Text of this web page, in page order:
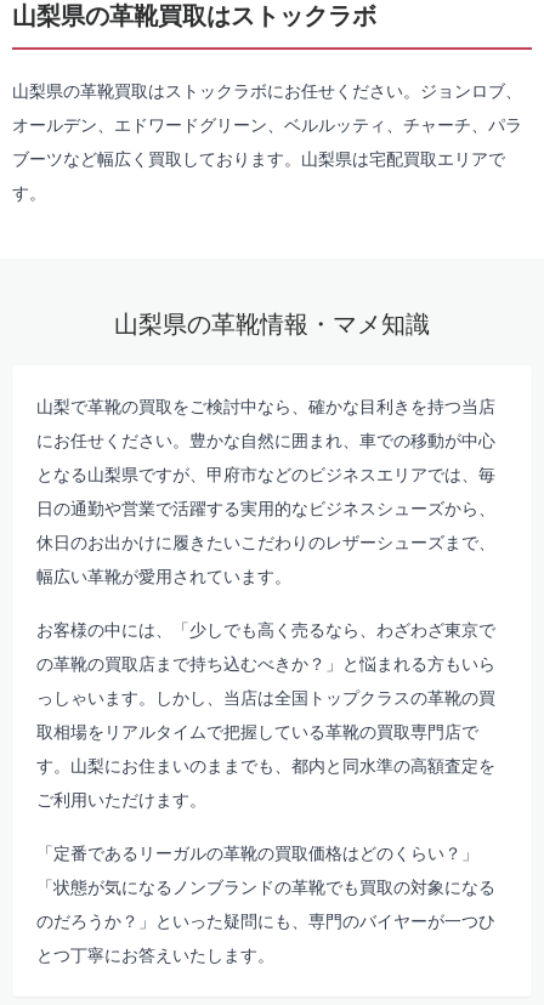
山梨県の革靴買取はストックラボ
山梨県の革靴買取はストックラボにお任せください。ジョンロブ、
オールデン、エドワードグリーン、ベルルッティ、チャーチ、パラ
ブーツなど幅広く買取しております。山梨県は宅配買取エリアで
す。
山梨県の革靴情報・マメ知識
山梨で革靴の買取をご検討中なら、確かな目利きを持つ当店
にお任せください。豊かな自然に囲まれ、車での移動が中心
となる山梨県ですが、甲府市などのビジネスエリアでは、毎
日の通勤や営業で活躍する実用的なビジネスシューズから、
休日のお出かけに履きたいこだわりのレザーシューズまで、
幅広い革靴が愛用されています。
お客様の中には、「少しでも高く売るなら、わざわざ東京で
の革靴の買取店まで持ち込むべきか？」と悩まれる方もいら
っしゃいます。しかし、当店は全国トップクラスの革靴の買
取相場をリアルタイムで把握している革靴の買取専門店で
す。山梨にお住まいのままでも、都内と同水準の高額査定を
ご利用いただけます。
「定番であるリーガルの革靴の買取価格はどのくらい？」
「状態が気になるノンブランドの革靴でも買取の対象になる
のだろうか？」といった疑問にも、専門のバイヤーが一つひ
とつ丁寧にお答えいたします。